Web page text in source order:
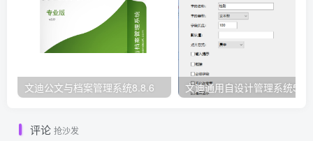
文迪公文与档案管理系统8.8.6 文迪通用自设计管理系统
评论 抢沙发